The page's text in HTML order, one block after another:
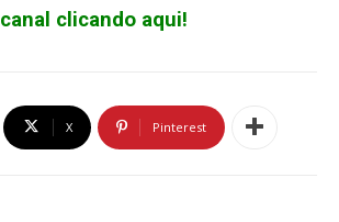
canal clicando aqui!
X Pinterest